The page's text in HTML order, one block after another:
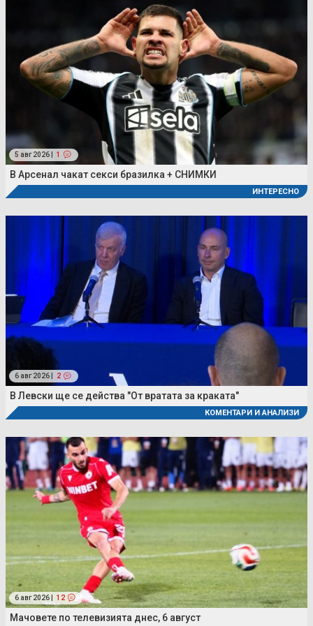
5 авг 2026 | 1
В Арсенал чакат секси бразилка + СНИМКИ
ИНТЕРЕСНО
6 авг 2026 | 2
В Левски ще се действа "От вратата за краката"
КОМЕНТАРИ И АНАЛИЗИ
6 авг 2026 | 12
Мачовете по телевизията днес, 6 август